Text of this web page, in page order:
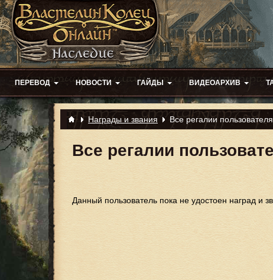
ПЕРЕВОД НОВОСТИ ГАЙДЫ ВИДЕОАРХИВ
Награды и звания Все регалии пользователя
Все регалии
Данный пользователь пока не удостоен наград и